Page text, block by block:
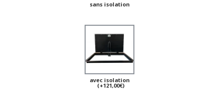
sans isolation
avec isolation
(+121,00€)